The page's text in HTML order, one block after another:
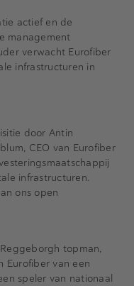
actief en de
management
verwacht Eurofiber
infrastructuren in
door Antin
CEO van Eurofiber
infrastructuren.
ons open
topman,
Eurofiber van een
speler van nationaal